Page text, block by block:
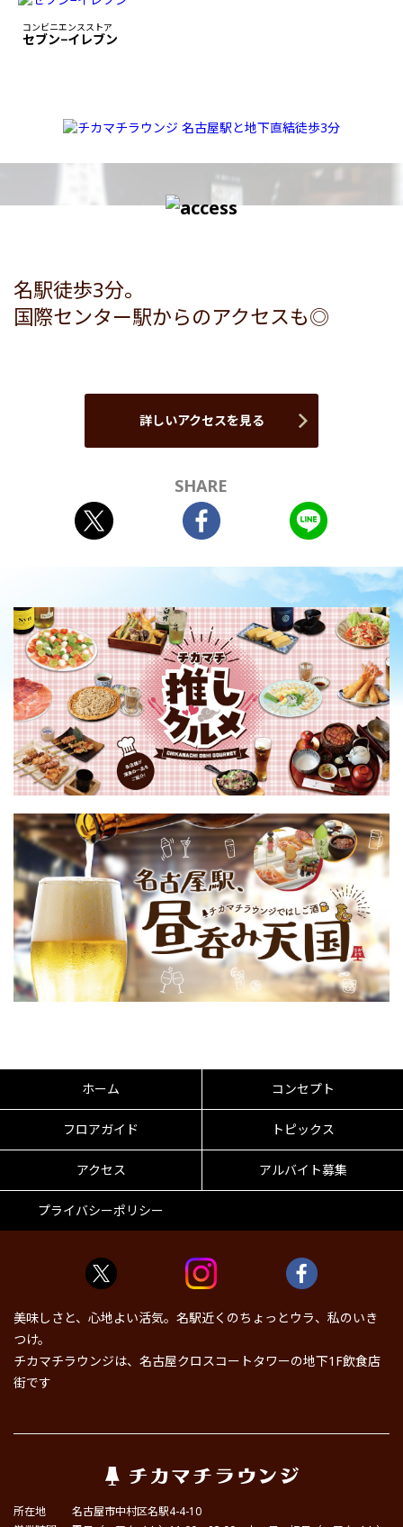
コンビニエンスストア
セブン−イレブン
名駅徒歩3分。
国際センター駅からのアクセスも◎
詳しいアクセスを見る
SHARE
ホーム コンセプト
フロアガイド トピックス
アクセス アルバイト募集
プライバシーポリシー
美味しさと、心地よい活気。名駅近くのちょっとウラ、私のいき
つけ。
チカマチラウンジは、名古屋クロスコートタワーの地下1F飲食店
街です
所在地
名古屋市中村区名駅4-4-10